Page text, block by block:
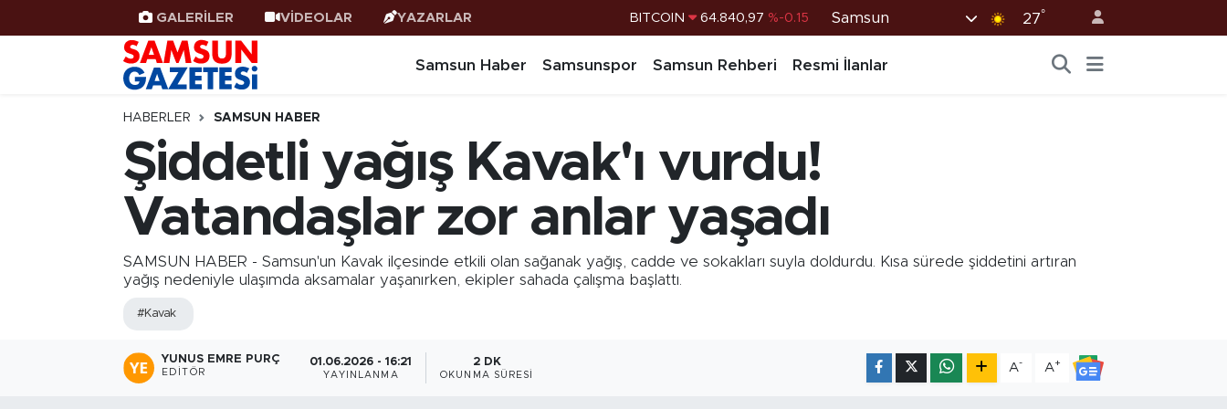
GALERİLER VİDEOLAR YAZARLAR DOLAR 47,7436 %0.18
BİST100 13.779 %-14
BITCOIN 64.840,97 %-0.15
Samsun 27°
Samsun Haber Samsunspor Samsun Rehberi Resmi İlanlar
HABERLER SAMSUN HABER
Şiddetli yağış Kavak'ı vurdu!
Vatandaşlar zor anlar yaşadı
SAMSUN HABER - Samsun'un Kavak ilçesinde etkili olan sağanak yağış, cadde ve sokakları suyla doldurdu. Kısa sürede şiddetini artıran
yağış nedeniyle ulaşımda aksamalar yaşanırken, ekipler sahada çalışma başlattı.
#Kavak
YUNUS EMRE PURÇ
EDITÖR
01.06.2026 - 16:21
YAYINLANMA
2 DK
OKUNMA SÜRESI
A- A+
Samsun Haber
Samsunspor
Samsun Rehberi
Resmi İlanlar
Samsun Nöbetçi Eczaneler
Samsun Hava Durumu
SAMSUN Namaz Vakitleri
Samsun Trafik Yoğunluk Haritası
Süper Lig Puan Durumu ve Fikstür